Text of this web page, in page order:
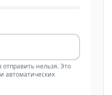
нельзя. Это
автоматических